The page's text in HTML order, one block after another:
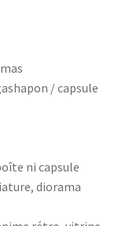
/ capsule
ni capsule
diorama